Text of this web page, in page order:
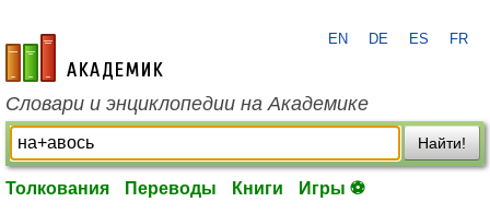
academic.ru
EN DE ES FR
Словари и энциклопедии на Академике
Найти!
Толкования Переводы Книги Игры ⚽